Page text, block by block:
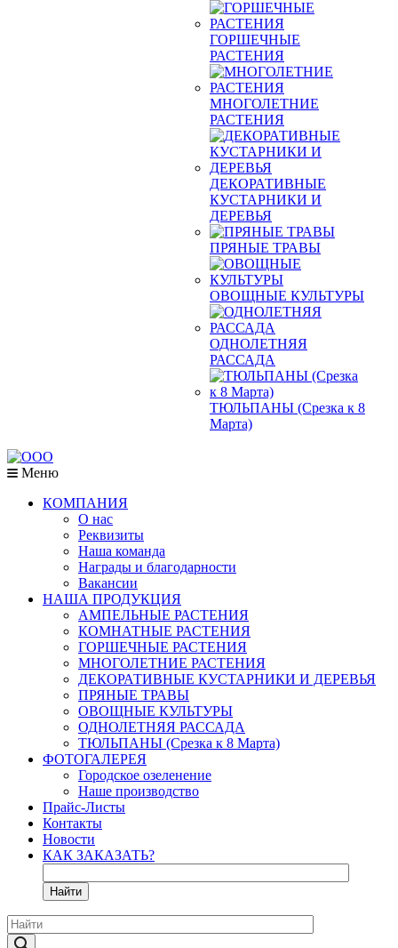
ГОРШЕЧНЫЕ
РАСТЕНИЯ
МНОГОЛЕТНИЕ
РАСТЕНИЯ
ДЕКОРАТИВНЫЕ
КУСТАРНИКИ И
ДЕРЕВЬЯ
ПРЯНЫЕ ТРАВЫ
ОВОЩНЫЕ КУЛЬТУРЫ
ОДНОЛЕТНЯЯ
РАССАДА
ТЮЛЬПАНЫ (Срезка к 8
Марта)
Меню
КОМПАНИЯ
О нас
Реквизиты
Наша команда
Награды и благодарности
Вакансии
НАША ПРОДУКЦИЯ
АМПЕЛЬНЫЕ РАСТЕНИЯ
КОМНАТНЫЕ РАСТЕНИЯ
ГОРШЕЧНЫЕ РАСТЕНИЯ
МНОГОЛЕТНИЕ РАСТЕНИЯ
ДЕКОРАТИВНЫЕ КУСТАРНИКИ И ДЕРЕВЬЯ
ПРЯНЫЕ ТРАВЫ
ОВОЩНЫЕ КУЛЬТУРЫ
ОДНОЛЕТНЯЯ РАССАДА
ТЮЛЬПАНЫ (Срезка к 8 Марта)
ФОТОГАЛЕРЕЯ
Городское озеленение
Наше производство
Прайс-Листы
Контакты
Новости
КАК ЗАКАЗАТЬ?
Найти